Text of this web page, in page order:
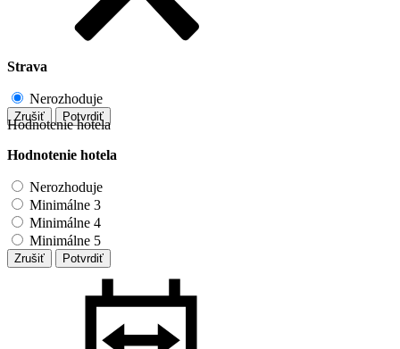
Strava
Nerozhoduje
Zrušiť Potvrdiť
Hodnotenie hotela
Hodnotenie hotela
Nerozhoduje
Minimálne 3
Minimálne 4
Minimálne 5
Zrušiť Potvrdiť